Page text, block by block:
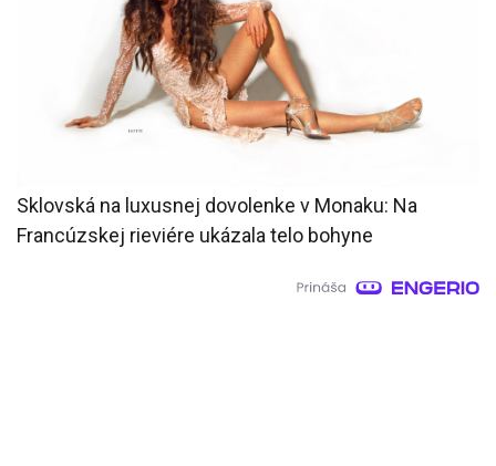
Sklovská na luxusnej dovolenke v Monaku: Na
Francúzskej rieviére ukázala telo bohyne